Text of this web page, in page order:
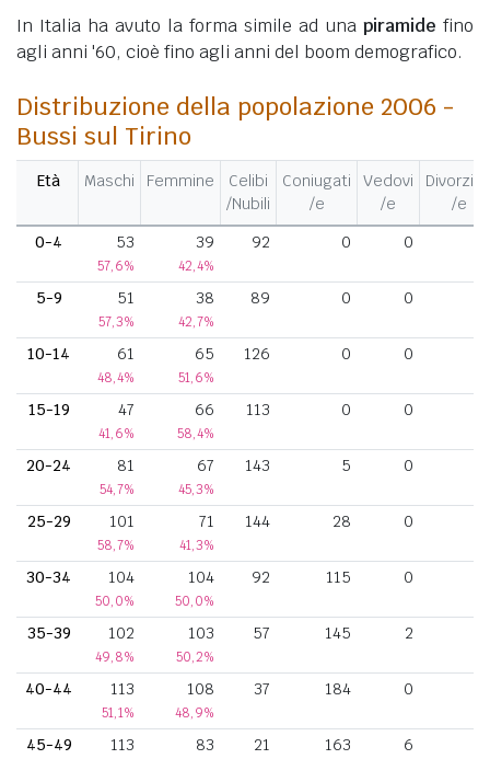
In Italia ha avuto la forma simile ad una piramide fino
agli anni '60, cioè fino agli anni del boom demografico.
Distribuzione della popolazione 2006 -
Bussi sul Tirino
Età Maschi Femmine
Celibi
/Nubili
Coniugati
/e
Vedovi
/e
/e
0-4
53
57,6%
39
42,4%
92 0 0
5-9 51
57,3%
38
42,7%
89 0 0
10-14 61
48,4%
65
51,6%
126 0 0
15-19 47
41,6%
66
58,4%
113 0 0
20-24 81
54,7%
67
45,3%
143 5 0
25-29 101
58,7%
71
41,3%
144 28 0
30-34 104
50,0%
104
50,0%
92 115 0
35-39 102
49,8%
103
50,2%
57 145 2
40-44 113
51,1%
108
48,9%
37 184 0
45-49 113 83 21 163 6